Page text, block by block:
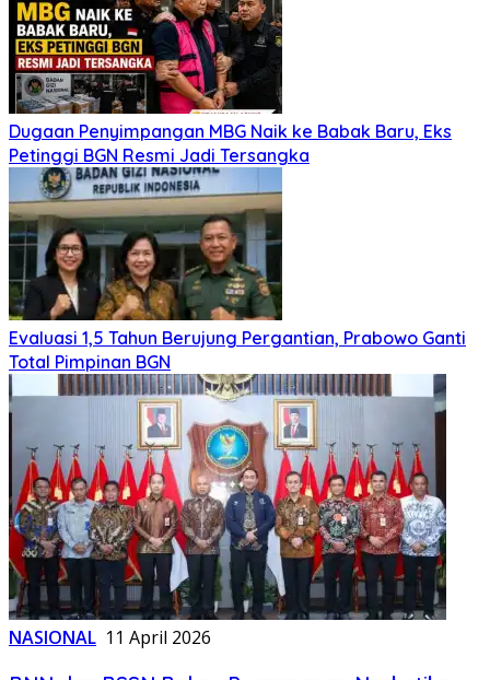
Dugaan Penyimpangan MBG Naik ke Babak Baru, Eks
Petinggi BGN Resmi Jadi Tersangka
Evaluasi 1,5 Tahun Berujung Pergantian, Prabowo Ganti
Total Pimpinan BGN
NASIONAL 11 April 2026